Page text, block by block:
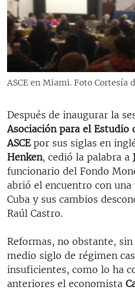
RADIO MARTÍ
ESPECIALES
ESPECIALES
LA REALIDAD DE LA
KENTU-CUBANO
LOS SANTOS DE HIALEAH
DESINFORMACIÓN RUSA EN
LA INVASIÓN DE RUSIA A
MULTIMEDIA
EDITORIALES
ASCE en Miami. Foto Cortesía
Después de inaugurar la
Asociación para el Estudio
ASCE por sus siglas en
Henken, cedió la palabra a
funcionario del Fondo
abrió el encuentro con
Cuba y sus cambios
Raúl Castro.
Reformas, no obstante,
medio siglo de régimen
insuficientes, como lo ha
anteriores el economista